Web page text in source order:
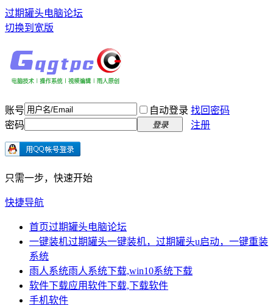
过期罐头电脑论坛
切换到宽版
账号 自动登录 找回密码
密码
登录 注册
只需一步，快速开始
快捷导航
首页过期罐头电脑论坛
一键装机过期罐头一键装机，过期罐头u启动，一键重装
系统
雨人系统雨人系统下载,win10系统下载
软件下载应用软件下载,下载软件
手机软件